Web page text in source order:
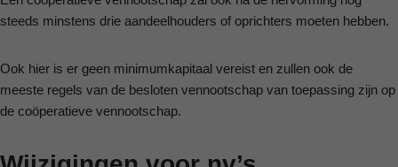
steeds minstens drie aandeelhouders of oprichters moeten hebben.
Ook hier is er geen minimumkapitaal vereist en zullen ook de
meeste regels van de besloten vennootschap van toepassing zijn op
de coöperatieve vennootschap.